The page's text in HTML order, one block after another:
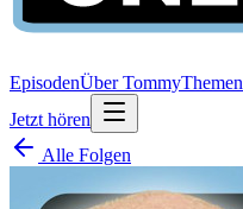
EpisodenÜber TommyThemen
Jetzt hören
Alle Folgen